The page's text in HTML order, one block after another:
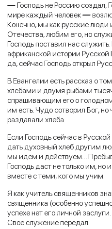
—Господь не Россию создал,
мире каждый человек—
Конечно, мы как русские люди
Отечества, любим его, но
Господь поставил нас
африканской истории
да, сейчас Господь открыл
В Евангелии есть рассказ о
хлебами и двумя рыбами
спрашивающим его о
им есть. Чудо сотворил Бог,
раздавали хлеба.
Если Господь сейчас в
дать духовный хлеб другим
мы идем и действуем…
Господь даст не только им, но
вместе с теми, кого мы учим.
Я как учитель священников
священника (особенно
успехе нет его личной
Свое служение передал.